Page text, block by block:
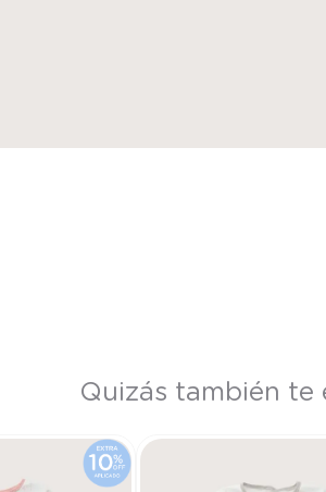
Quizás también te